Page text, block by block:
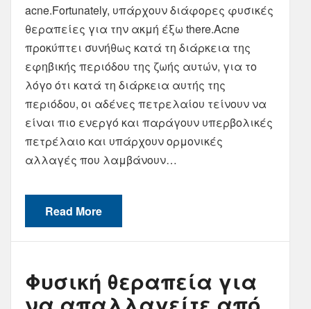
acne.Fortunately, υπάρχουν διάφορες φυσικές
θεραπείες για την ακμή έξω there.Acne
προκύπτει συνήθως κατά τη διάρκεια της
εφηβικής περιόδου της ζωής αυτών, για το
λόγο ότι κατά τη διάρκεια αυτής της
περιόδου, οι αδένες πετρελαίου τείνουν να
είναι πιο ενεργό και παράγουν υπερβολικές
πετρέλαιο και υπάρχουν ορμονικές
αλλαγές που λαμβάνουν…
Read More
Φυσική θεραπεία για